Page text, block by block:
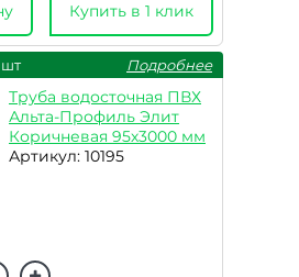
Купить в 1 клик
Подробнее
Труба водосточная ПВХ
Альта-Профиль Элит
Коричневая 95х3000 мм
Артикул: 10195